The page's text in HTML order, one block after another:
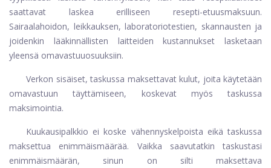
saattavat laskea erilliseen resepti-etuusmaksuun.
Sairaalahoidon, leikkauksen, laboratoriotestien, skannausten ja
joidenkin lääkinnällisten laitteiden kustannukset lasketaan
yleensä omavastuuosuuksiin.
Verkon sisäiset, taskussa maksettavat kulut, joita käytetään
omavastuun täyttämiseen, koskevat myös taskussa
maksimointia.
Kuukausipalkkio ei koske vähennyskelpoista eikä taskussa
maksettua enimmäismäärää. Vaikka saavutatkin taskustasi
enimmäismäärän, sinun on silti maksettava